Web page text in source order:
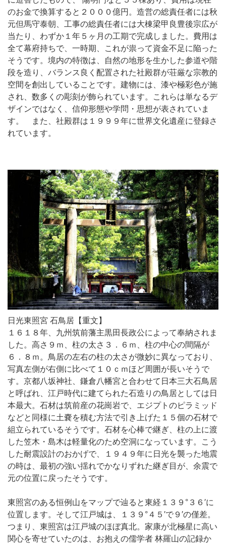
のお金で換算すると２０００億円。造営の総責任者には秋
元但馬守泰朝、工事の総責任者には大棟梁甲良豊後宗広が
当たり、わずか１年５ヶ月の工期で完成しました。費用は
全て幕府持ちで、一時期、これが祟って資金不足に陥った
そうです。境内の特徴は、自然の地形を生かした参道や階
段を造り、バランス良く配置された社殿群が荘厳な宗教的
空間を創出していることです。建物には、漆や極彩色が施
され、数多くの彫刻が飾られています。これらは単なるデ
ザインではなく、信仰形態や学問・思想が表されていま
す。 また、社殿群は１９９９年に世界文化遺産に登録さ
れています。
日光東照宮 石鳥居【重文】
１６１８年、九州筑前藩主黒田長政公によって奉納されま
した。高さ９ｍ、柱の太さ３．６ｍ、柱の中心の間隔が
６．８ｍ。鳥居の左右の柱の太さが微妙に異なっており、
写真左側が右側に比べて１０ｃｍほど周囲が長いそうで
す。京都八坂神社、鎌倉八幡宮と合わせて日本三大石鳥居
と呼ばれ、江戸時代に建てられた石造りの鳥居としては日
本最大。石材は筑前産の花崗岩で、エジプトのピラミッド
などと同様に土嚢を積む方法で引き上げた１５個の石材で
組立られているそうです。石材を心棒で継ぎ、柱の上に渡
した笠木・島木は軽量化のため空洞になっています。こう
した耐震設計のおかげで、１９４９年に日光を襲った地震
の時は、最初の強い揺れでかなりずれた継ぎ目が、余震で
元の位置に戻ったそうです。
東照宮のある恒例山をマップで辿ると東経１３９°３６′に
位置します。そして江戸城は、１３９°４５′で９′の僅差。
つまり、東照宮は江戸城のほぼ真北。家康が北極星に高い
関心を寄せていたのは、お抱えの儒学者 林羅山の記録か